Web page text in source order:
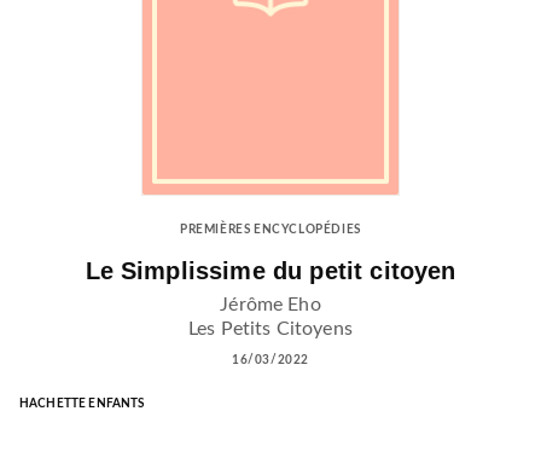
PREMIÈRES ENCYCLOPÉDIES
Le Simplissime du petit citoyen
Jérôme Eho
Les Petits Citoyens
16/03/2022
HACHETTE ENFANTS